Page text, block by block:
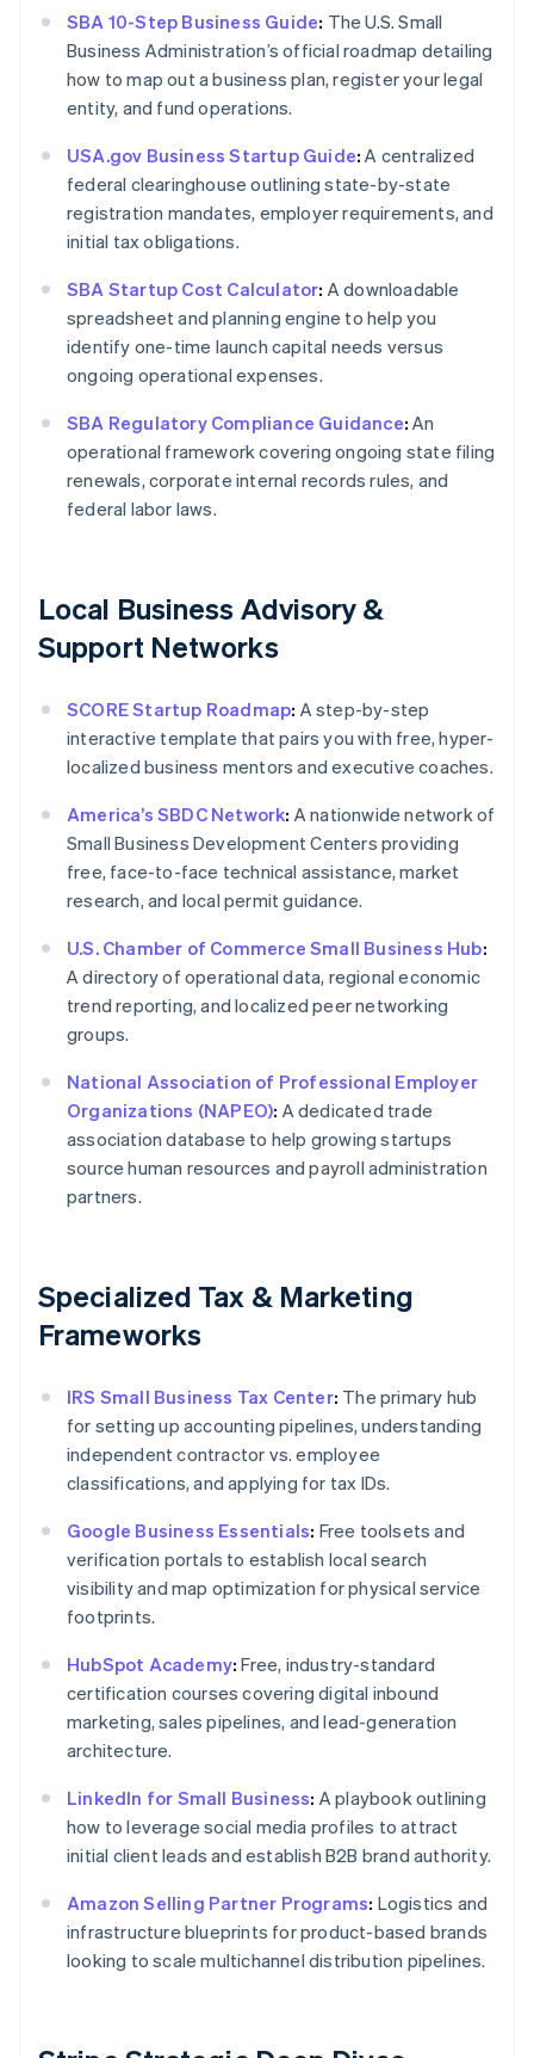
SBA 10-Step Business Guide: The U.S. Small
Business Administration’s official roadmap detailing
how to map out a business plan, register your legal
entity, and fund operations.
USA.gov Business Startup Guide: A centralized
federal clearinghouse outlining state-by-state
registration mandates, employer requirements, and
initial tax obligations.
SBA Startup Cost Calculator: A downloadable
spreadsheet and planning engine to help you
identify one-time launch capital needs versus
ongoing operational expenses.
SBA Regulatory Compliance Guidance: An
operational framework covering ongoing state filing
renewals, corporate internal records rules, and
federal labor laws.
Local Business Advisory &
Support Networks
SCORE Startup Roadmap: A step-by-step
interactive template that pairs you with free, hyper-
localized business mentors and executive coaches.
America’s SBDC Network: A nationwide network of
Small Business Development Centers providing
free, face-to-face technical assistance, market
research, and local permit guidance.
U.S. Chamber of Commerce Small Business Hub:
A directory of operational data, regional economic
trend reporting, and localized peer networking
groups.
National Association of Professional Employer
Organizations (NAPEO): A dedicated trade
association database to help growing startups
source human resources and payroll administration
partners.
Specialized Tax & Marketing
Frameworks
IRS Small Business Tax Center: The primary hub
for setting up accounting pipelines, understanding
independent contractor vs. employee
classifications, and applying for tax IDs.
Google Business Essentials: Free toolsets and
verification portals to establish local search
visibility and map optimization for physical service
footprints.
HubSpot Academy: Free, industry-standard
certification courses covering digital inbound
marketing, sales pipelines, and lead-generation
architecture.
LinkedIn for Small Business: A playbook outlining
how to leverage social media profiles to attract
initial client leads and establish B2B brand authority.
Amazon Selling Partner Programs: Logistics and
infrastructure blueprints for product-based brands
looking to scale multichannel distribution pipelines.